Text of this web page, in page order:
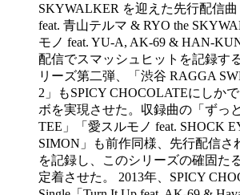
SKYWALKER を迎えた先行配信
feat. 青山テルマ & RYO the
モノ feat. YU-A, AK-69 & HAN-
配信でスマッシュヒットを記録す
リーズ第二弾、「渋谷 RAGGA
2」もSPICY CHOCOLATEにしか
ボを実現させた。収録曲の「ずっ
TEE」「愛スルモノ feat. SHOCK
SIMON」も前作同様、先行配信さ
を記録し、このシリーズの確固た
定着させた。 2013年、SPICY